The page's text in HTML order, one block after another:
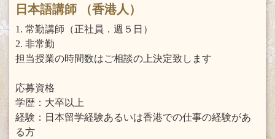
日本語講師 （香港人）
1. 常勤講師（正社員．週５日）
2. 非常勤
担当授業の時間数はご相談の上決定致します
応募資格
学歴：大卒以上
経験：日本留学経験あるいは香港での仕事の経験があ
る方